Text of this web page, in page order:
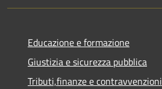
Educazione e formazione
Giustizia e sicurezza pubblica
Tributi,finanze e contravvenzioni